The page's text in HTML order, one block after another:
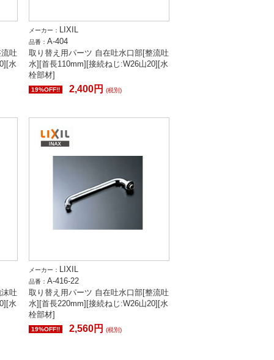
吐
水
メーカー： LIXIL
品番： A-404
取り替え用パーツ 自在吐水口部[整流吐
水][首長110mm][接続ねじ:W26山20][水
栓部材]
19%OFF!! 2,400円 (税別)
吐
水
メーカー： LIXIL
品番： A-416-22
取り替え用パーツ 自在吐水口部[整流吐
水][首長220mm][接続ねじ:W26山20][水
栓部材]
19%OFF!! 2,560円 (税別)